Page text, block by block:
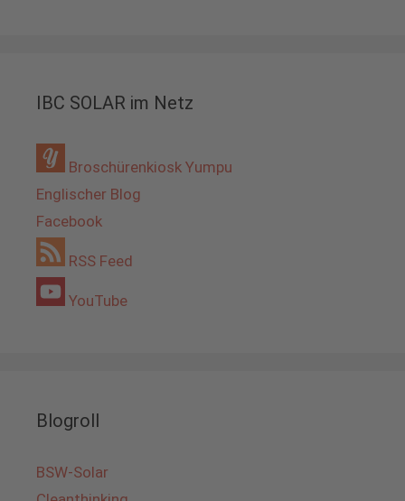
IBC SOLAR im Netz
Broschürenkiosk Yumpu
Englischer Blog
Facebook
RSS Feed
YouTube
Blogroll
BSW-Solar